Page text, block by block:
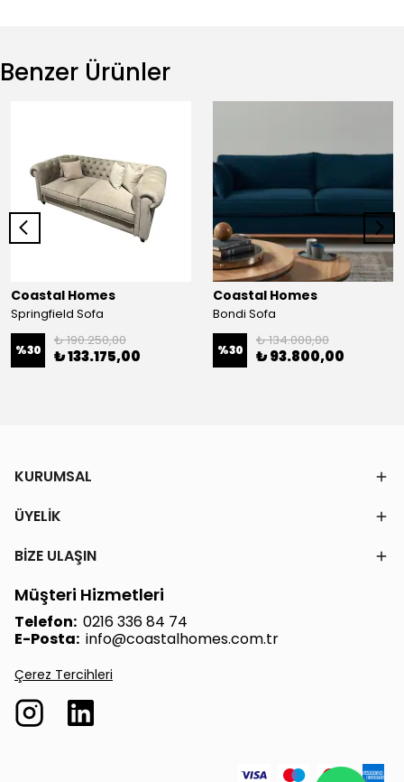
Benzer Ürünler
Coastal Homes
Springfield Sofa
%30
₺ 190.250,00
₺ 133.175,00
Coastal Homes
Bondi Sofa
%30
₺ 134.000,00
₺ 93.800,00
KURUMSAL
ÜYELİK
BİZE ULAŞIN
Müşteri Hizmetleri
Telefon: 0216 336 84 74
E-Posta: info@coastalhomes.com.tr
Çerez Tercihleri